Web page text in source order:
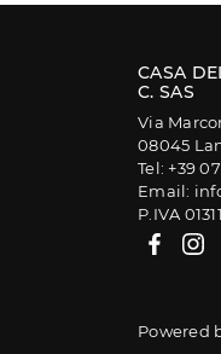
CASA
C. SAS
Via
08045
Tel: +39
Email:
P.IVA
Powered